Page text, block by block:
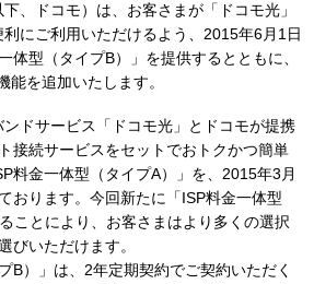
、ドコモ）は、お客さまが「ドコモ光」
にご利用いただけるよう、2015年6月1日
体型（タイプB）」を提供するとともに、
能を追加いたします。
ンドサービス「ドコモ光」とドコモが提携
接続サービスをセットでおトクかつ簡単
料金一体型（タイプA）」を、2015年3月
おります。今回新たに「ISP料金一体型
ことにより、お客さまはより多くの選択
びいただけます。
B）」は、2年定期契約でご契約いただく